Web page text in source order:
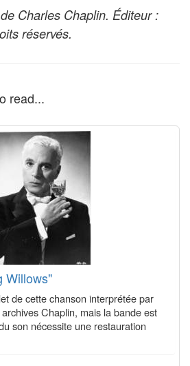
Charles Chaplin. Éditeur :
réservés.
read...
Willows"
de cette chanson interprétée par
Chaplin, mais la bande est
son nécessite une restauration